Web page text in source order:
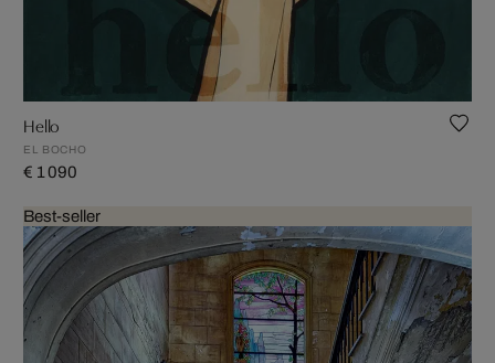
Hello
EL BOCHO
€ 1 090
Best-seller